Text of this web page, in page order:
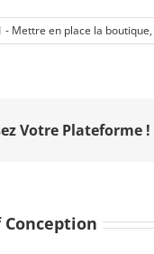
- Mettre en place la boutique,
Votre Plateforme !
Conception